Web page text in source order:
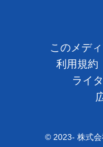
このメデ
利用規約
ライ
© 2023- 株式会